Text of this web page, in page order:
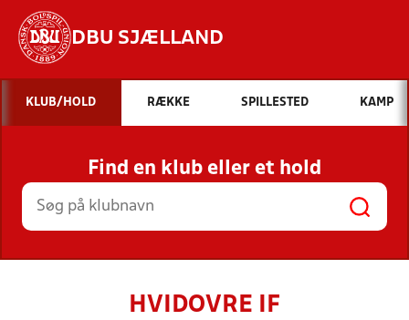
DBU SJÆLLAND
Hvad vil du søge efter?
INDHOLD OG NYHEDER
STILLINGER, RESULTATER, KLUBBER OG
HOLD
KLUB/HOLD RÆKKE SPILLESTED KAMP
Find en klub eller et hold
HVIDOVRE IF